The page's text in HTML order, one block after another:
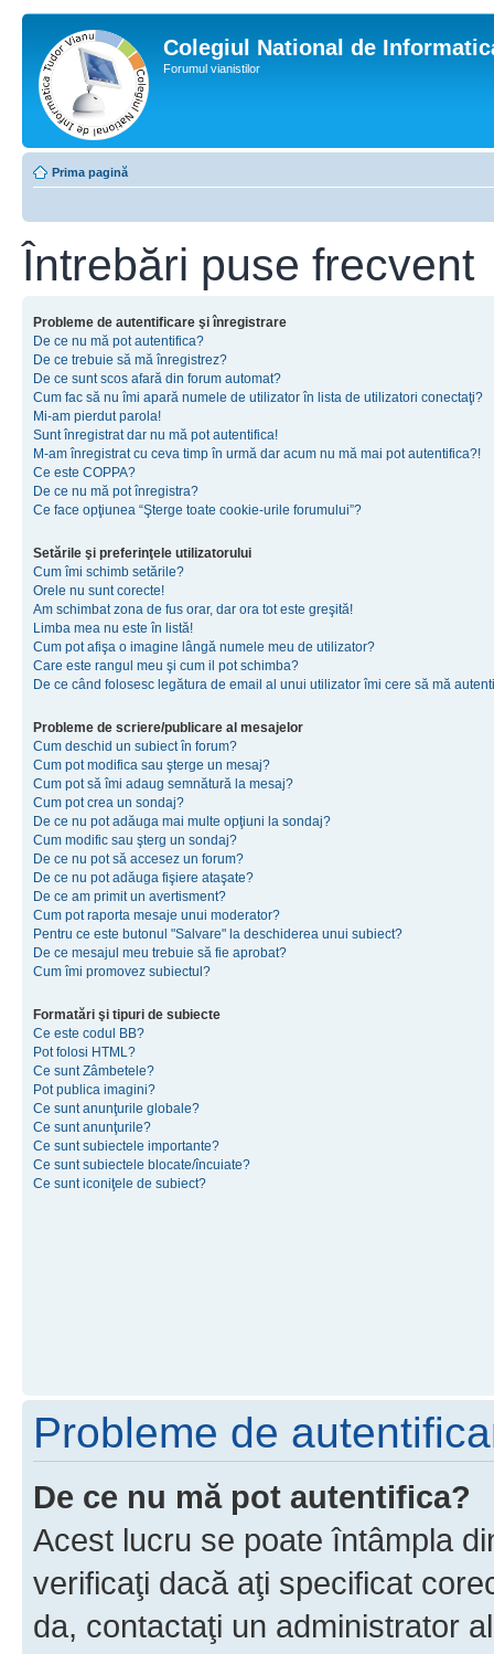
Colegiul National de
Forumul vianistilor
Prima pagină
Întrebări puse frecvent
Probleme de autentificare şi înregistrare
De ce nu mă pot autentifica?
De ce trebuie să mă înregistrez?
De ce sunt scos afară din forum automat?
Cum fac să nu îmi apară numele de utilizator în lista de utilizatori conectaţi?
Mi-am pierdut parola!
Sunt înregistrat dar nu mă pot autentifica!
M-am înregistrat cu ceva timp în urmă dar acum nu mă mai pot autentifica?!
Ce este COPPA?
De ce nu mă pot înregistra?
Ce face opţiunea “Şterge toate cookie-urile forumului”?
Setările şi preferinţele utilizatorului
Cum îmi schimb setările?
Orele nu sunt corecte!
Am schimbat zona de fus orar, dar ora tot este greşită!
Limba mea nu este în listă!
Cum pot afişa o imagine lângă numele meu de utilizator?
Care este rangul meu şi cum il pot schimba?
De ce când folosesc legătura de email al unui utilizator îmi cere să mă
Probleme de scriere/publicare al mesajelor
Cum deschid un subiect în forum?
Cum pot modifica sau şterge un mesaj?
Cum pot să îmi adaug semnătură la mesaj?
Cum pot crea un sondaj?
De ce nu pot adăuga mai multe opţiuni la sondaj?
Cum modific sau şterg un sondaj?
De ce nu pot să accesez un forum?
De ce nu pot adăuga fişiere ataşate?
De ce am primit un avertisment?
Cum pot raporta mesaje unui moderator?
Pentru ce este butonul "Salvare" la deschiderea unui subiect?
De ce mesajul meu trebuie să fie aprobat?
Cum îmi promovez subiectul?
Formatări şi tipuri de subiecte
Ce este codul BB?
Pot folosi HTML?
Ce sunt Zâmbetele?
Pot publica imagini?
Ce sunt anunţurile globale?
Ce sunt anunţurile?
Ce sunt subiectele importante?
Ce sunt subiectele blocate/încuiate?
Ce sunt iconiţele de subiect?
Probleme de
De ce nu mă pot autentifica?
Acest lucru se poate întâmpla
verificaţi dacă aţi specificat
da, contactaţi un administrator